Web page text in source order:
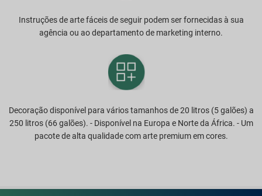
Instruções de arte fáceis de seguir podem ser fornecidas à sua
agência ou ao departamento de marketing interno.
Decoração disponível para vários tamanhos de 20 litros (5 galões) a
250 litros (66 galões). - Disponível na Europa e Norte da África. - Um
pacote de alta qualidade com arte premium em cores.